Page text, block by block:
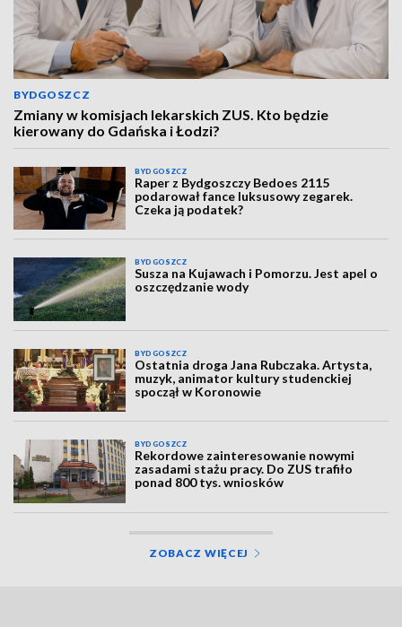
BYDGOSZCZ
Zmiany w komisjach lekarskich ZUS. Kto będzie
kierowany do Gdańska i Łodzi?
BYDGOSZCZ
Raper z Bydgoszczy Bedoes 2115
podarował fance luksusowy zegarek.
Czeka ją podatek?
BYDGOSZCZ
Susza na Kujawach i Pomorzu. Jest apel o
oszczędzanie wody
BYDGOSZCZ
Ostatnia droga Jana Rubczaka. Artysta,
muzyk, animator kultury studenckiej
spoczął w Koronowie
BYDGOSZCZ
Rekordowe zainteresowanie nowymi
zasadami stażu pracy. Do ZUS trafiło
ponad 800 tys. wniosków
ZOBACZ WIĘCEJ